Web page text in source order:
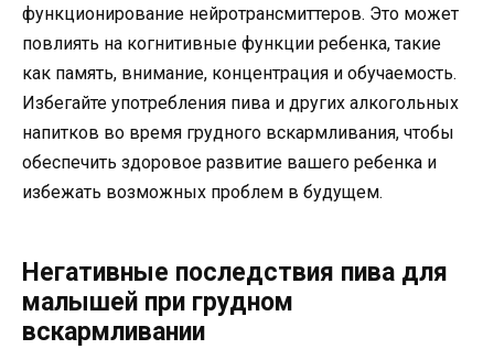
функционирование нейротрансмиттеров. Это может
повлиять на когнитивные функции ребенка, такие
как память, внимание, концентрация и обучаемость.
Избегайте употребления пива и других алкогольных
напитков во время грудного вскармливания, чтобы
обеспечить здоровое развитие вашего ребенка и
избежать возможных проблем в будущем.
Негативные последствия пива для
малышей при грудном
вскармливании